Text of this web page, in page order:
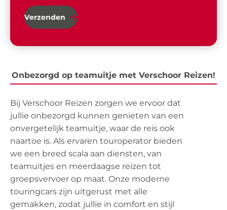
Verzenden
Onbezorgd op teamuitje met Verschoor Reizen!
Bij Verschoor Reizen zorgen we ervoor dat
jullie onbezorgd kunnen genieten van een
onvergetelijk teamuitje, waar de reis ook
naartoe is. Als ervaren touroperator bieden
we een breed scala aan diensten, van
teamuitjes en meerdaagse reizen tot
groepsvervoer op maat. Onze moderne
touringcars zijn uitgerust met alle
gemakken, zodat jullie in comfort en stijl